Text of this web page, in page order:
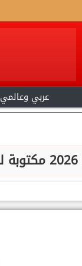
عربي وعالمي